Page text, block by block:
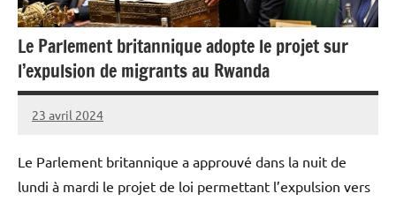
Le Parlement britannique adopte le projet sur
l’expulsion de migrants au Rwanda
23 avril 2024
Admins
Le Parlement britannique a approuvé dans la nuit de
lundi à mardi le projet de loi permettant l’expulsion vers